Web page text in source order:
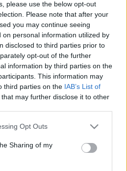
please use the below opt-out
Please note that after your
you may continue seeing
on personal information utilized by
disclosed to third parties prior to
opt-out of the further
information by third parties on the
This information may
third parties on the IAB’s List of
that may further disclose it to other
app uses one or more Google
behaviour. You may click to
and its third-party tags to
purposes in below Google
Opt Outs
Sharing of my
sorainkban, ő
volt a blognak, majd a
aktív rajongóként is mindig
Mostantól időről-időre,
engedi, ő is jelentkezik
leszünk, egyszer csak